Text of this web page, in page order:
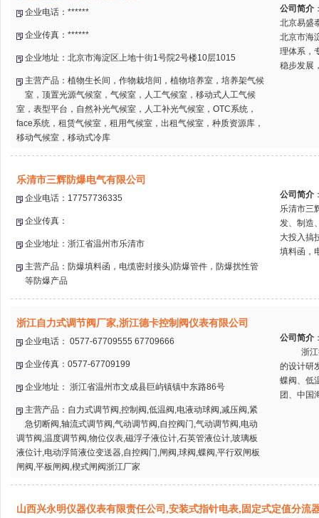
企业电话：******
企业传真：******
企业地址：北京市海淀区上地十街1号院2号楼10层1015
主营产品：植物生长间，作物栽培间，植物培养室，培养架气候
室，顶置光源气候室，气候室，人工气候室，移动式人工气候
室，表型平台，自然补光气候室，人工补光气候室，OTC系统，
face系统，租赁气候室，租用气候室，出租气候室，种质资源库，
移动气候室，移动式冷库
公司简介
北京易盛
北京市海
理体系，
稳步发展
乐清市三辉防爆电气有限公司
企业电话：17757736335
企业传真：
企业地址：浙江省温州市乐清市
主营产品：防爆填料函，电缆密封接头)防爆管件，防爆扰性管
等防爆产品
公司简介
乐清市三
发、制造
大投入搞
填料函，
浙江自力式调节阀厂家,浙江德卡控制阀仪表有限公司
企业电话： 0577-67709555 67709666
企业传真：0577-67709199
企业地址： 浙江省温州市文成县巨屿镇镇中东路86号
主营产品：自力式调节阀,控制阀,低温阀,电液动球阀,减压阀,紧
急切断阀,轴流式调节阀,气动调节阀,自控阀门,气动调节阀,电动
调节阀,温度调节阀,物位仪表,磁浮子液位计,石英管液位计,玻璃板
液位计,电动浮筒液位变送器,自控阀门,闸阀,球阀,蝶阀,平行双闸板
闸阀,平板闸阀,楔式闸阀浙江厂家
公司简介
浙江德
的设计研
蝶阀、低
团、中国
山西兴永明仪器仪表有限责任公司,安装式指针电表,固定式定值分流